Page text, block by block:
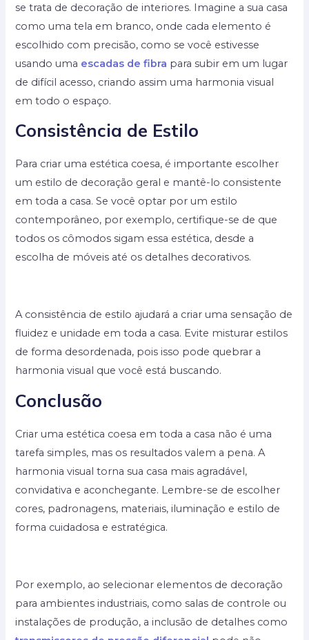
se trata de decoração de interiores. Imagine a sua casa
como uma tela em branco, onde cada elemento é
escolhido com precisão, como se você estivesse
usando uma escadas de fibra para subir em um lugar
de difícil acesso, criando assim uma harmonia visual
em todo o espaço.
Consistência de Estilo
Para criar uma estética coesa, é importante escolher
um estilo de decoração geral e mantê-lo consistente
em toda a casa. Se você optar por um estilo
contemporâneo, por exemplo, certifique-se de que
todos os cômodos sigam essa estética, desde a
escolha de móveis até os detalhes decorativos.
A consistência de estilo ajudará a criar uma sensação de
fluidez e unidade em toda a casa. Evite misturar estilos
de forma desordenada, pois isso pode quebrar a
harmonia visual que você está buscando.
Conclusão
Criar uma estética coesa em toda a casa não é uma
tarefa simples, mas os resultados valem a pena. A
harmonia visual torna sua casa mais agradável,
convidativa e aconchegante. Lembre-se de escolher
cores, padronagens, materiais, iluminação e estilo de
forma cuidadosa e estratégica.
Por exemplo, ao selecionar elementos de decoração
para ambientes industriais, como salas de controle ou
instalações de produção, a inclusão de detalhes como